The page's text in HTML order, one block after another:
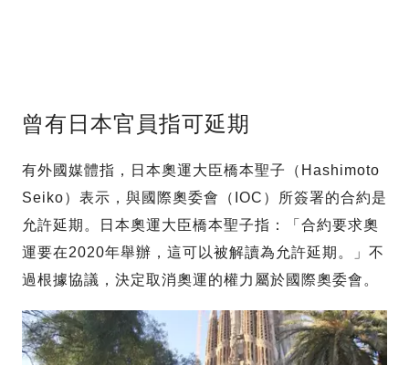
曾有日本官員指可延期
有外國媒體指，日本奧運大臣橋本聖子（Hashimoto
Seiko）表示，與國際奧委會（IOC）所簽署的合約是
允許延期。日本奧運大臣橋本聖子指：「合約要求奧
運要在2020年舉辦，這可以被解讀為允許延期。」不
過根據協議，決定取消奧運的權力屬於國際奧委會。